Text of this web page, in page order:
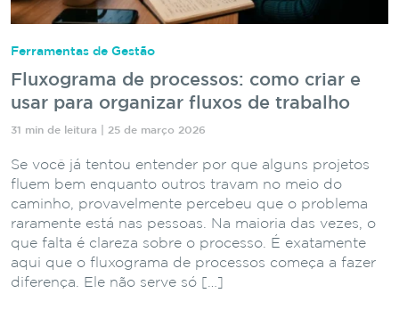
Ferramentas de Gestão
Fluxograma de processos: como criar e
usar para organizar fluxos de trabalho
31 min de leitura | 25 de março 2026
Se você já tentou entender por que alguns projetos
fluem bem enquanto outros travam no meio do
caminho, provavelmente percebeu que o problema
raramente está nas pessoas. Na maioria das vezes, o
que falta é clareza sobre o processo. É exatamente
aqui que o fluxograma de processos começa a fazer
diferença. Ele não serve só […]